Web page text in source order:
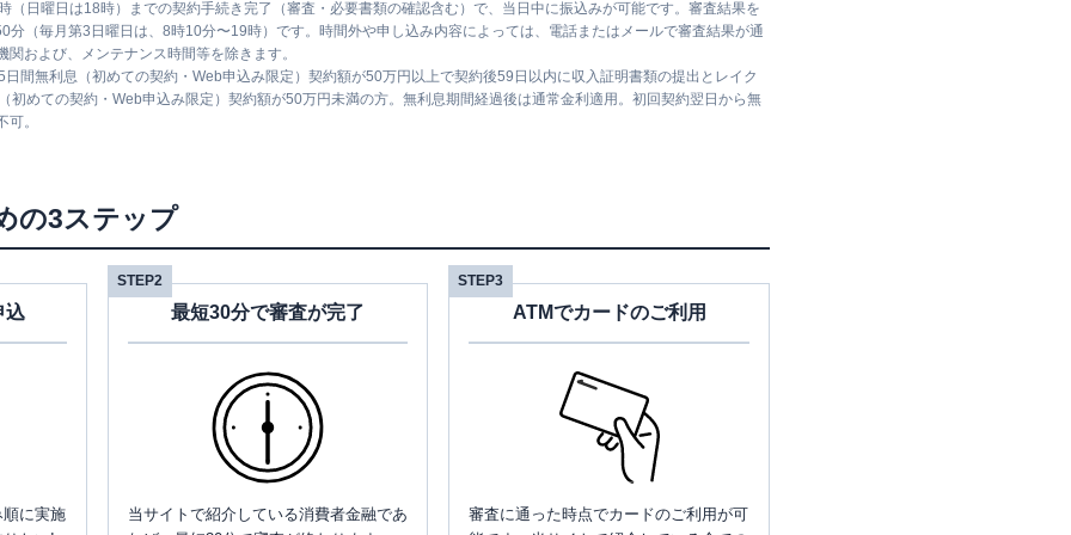
（日曜日は18時）までの契約手続き完了（審査・必要書類の確認含む）で、当日中に振込みが可能です。審査結果を
分（毎月第3日曜日は、8時10分〜19時）です。時間外や申し込み内容によっては、電話またはメールで審査結果が通
および、メンテナンス時間等を除きます。
間無利息（初めての契約・Web申込み限定）契約額が50万円以上で契約後59日以内に収入証明書類の提出とレイク
初めての契約・Web申込み限定）契約額が50万円未満の方。無利息期間経過後は通常金利適用。初回契約翌日から無
。
の3ステップ
込
に実施
STEP2
最短30分で審査が完了
当サイトで紹介している消費者金融であ
STEP3
ATMでカードのご利用
審査に通った時点でカードのご利用が可